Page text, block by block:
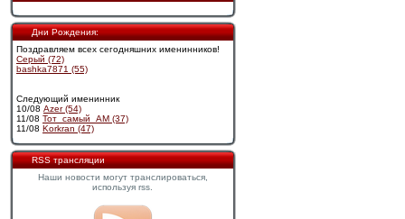
Дни Рождения:
Поздравляем всех сегодняшних именинников!
Cерый (72)
bashka7871 (55)
Следующий именинник
10/08 Azer (54)
11/08 Тот_самый_АМ (37)
11/08 Korkran (47)
RSS трансляции
Наши новости могут транслироваться,
используя rss.